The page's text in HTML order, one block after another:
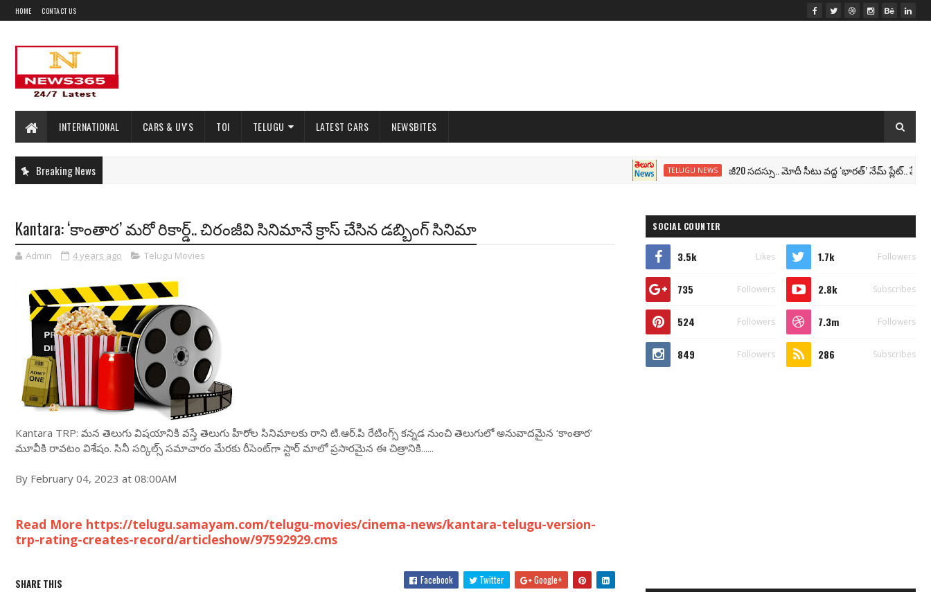
HOME CONTACT US
INTERNATIONAL CARS & UV'S TOI TELUGU LATEST CARS NEWSBITES
Breaking News TELUGU NEWS జీ20 సదస్సు.. మోదీ సీటు వద్ద ‘భారత్’ నేమ్ ప్లేట్‌.. పేరు
Kantara: ‘కాంతార’ మరో రికార్డ్.. చిరంజీవి సినిమానే క్రాస్ చేసిన డ‌బ్బింగ్ సినిమా
Admin 4 years ago Telugu Movies
Kantara TRP: మ‌న తెలుగు విష‌యానికి వ‌స్తే తెలుగు హీరోల సినిమాల‌కు రాని టి.ఆర్‌.పి రేటింగ్స్ క‌న్న‌డ నుంచి తెలుగులో అనువాద‌మైన ‘కాంతార’
మూవీకి రావ‌టం విశేషం. సినీ స‌ర్కిల్స్ స‌మాచారం మేర‌కు రీసెంట్‌గా స్టార్ మాలో ప్ర‌సార‌మైన ఈ చిత్రానికి......
By February 04, 2023 at 08:00AM
Read More https://telugu.samayam.com/telugu-movies/cinema-news/kantara-telugu-version-
trp-rating-creates-record/articleshow/97592929.cms
SHARE THIS Facebook Twitter Google+
SOCIAL COUNTER
3.5k Likes 1.7k Followers
735 Followers 2.8k Subscribes
524 Followers 7.3m Followers
849 Followers 286 Subscribes